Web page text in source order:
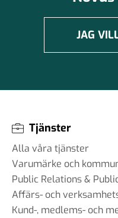
JAG
Tjänster
Alla våra tjänster
Varumärke och
Public Relations &
Affärs- och
Kund-, medlems- och